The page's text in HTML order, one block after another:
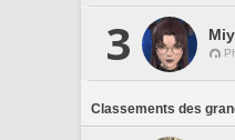
3
Classements des